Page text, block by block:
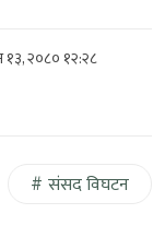
१३, २०८० १२:२८
संसद विघटन